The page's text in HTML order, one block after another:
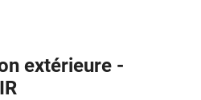
extérieure -